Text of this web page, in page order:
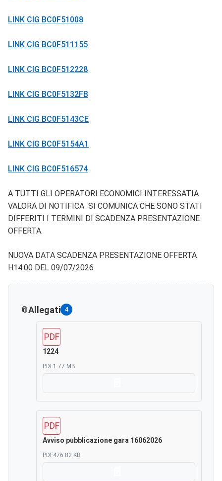
LINK CIG BC0F51008
LINK CIG BC0F511155
LINK CIG BC0F512228
LINK CIG BC0F5132FB
LINK CIG BC0F5143CE
LINK CIG BC0F5154A1
LINK CIG BC0F516574
A TUTTI GLI OPERATORI ECONOMICI INTERESSATIA
VALORA DI NOTIFICA SI COMUNICA CHE SONO STATI
DIFFERITI I TERMINI DI SCADENZA PRESENTAZIONE
OFFERTA.
NUOVA DATA SCADENZA PRESENTAZIONE OFFERTA
H14:00 DEL 09/07/2026
Allegati 4
PDF
1224
PDF1.77 MB
PDF
Avviso pubblicazione gara 16062026
PDF476.82 KB